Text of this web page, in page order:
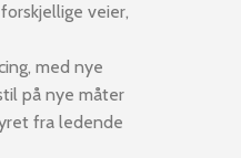
veier,
med nye
på nye måter
fra ledende